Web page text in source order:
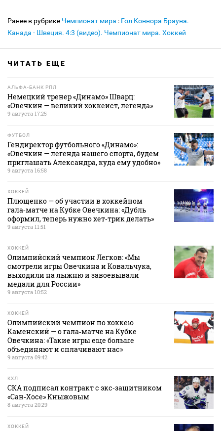
Ранее в рубрике Чемпионат мира : Гол Коннора Брауна.
Канада - Швеция. 4:3 (видео). Чемпионат мира. Хоккей
ЧИТАТЬ ЕЩЕ
АЛЬФА-БАНК РПЛ
Немецкий тренер «Динамо» Шварц:
«Овечкин — великий хоккеист, легенда»
9 августа 17:25
ФУТБОЛ
Гендиректор футбольного «Динамо»:
«Овечкин — легенда нашего спорта, будем
приглашать Александра, куда ему удобно»
9 августа 16:58
ХОККЕЙ
Плющенко — об участии в хоккейном
гала‑матче на Кубке Овечкина: «Дубль
оформил, теперь нужно хет‑трик делать»
9 августа 11:51
ХОККЕЙ
Олимпийский чемпион Легков: «Мы
смотрели игры Овечкина и Ковальчука,
выходили на лыжню и завоевывали
медали для России»
9 августа 10:52
ХОККЕЙ
Олимпийский чемпион по хоккею
Каменский — о гала‑матче на Кубке
Овечкина: «Такие игры еще больше
объединяют и сплачивают нас»
9 августа 09:42
КХЛ
СКА подписал контракт с экс‑защитником
«Сан‑Хосе» Кныжовым
8 августа 20:29
ХОККЕЙ